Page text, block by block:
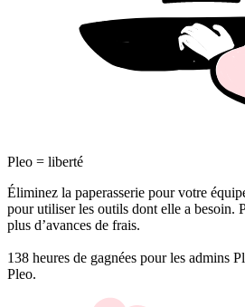
Pleo = liberté
Éliminez la paperasserie pour votre
pour utiliser les outils dont elle a besoin.
plus d’avances de frais.
138 heures de gagnées pour les admins
Pleo.